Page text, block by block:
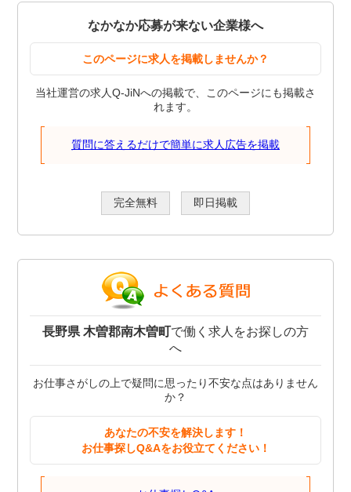
なかなか応募が来ない企業様へ
このページに求人を掲載しませんか？
当社運営の求人Q-JiNへの掲載で、このページにも掲載さ
れます。
質問に答えるだけで簡単に求人広告を掲載
完全無料 即日掲載
長野県 木曽郡南木曽町で働く求人をお探しの方
へ
お仕事さがしの上で疑問に思ったり不安な点はありません
か？
あなたの不安を解決します！
お仕事探しQ&Aをお役立てください！